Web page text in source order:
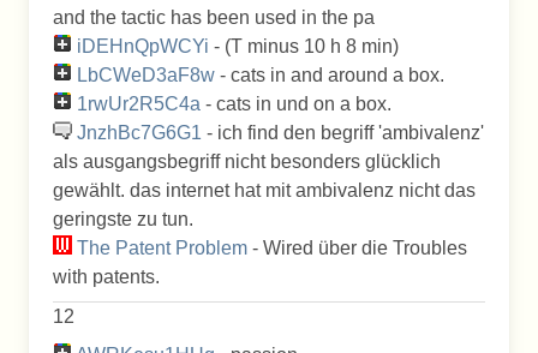
and the tactic has been used in the pa
iDEHnQpWCYi - (T minus 10 h 8 min)
LbCWeD3aF8w - cats in and around a box.
1rwUr2R5C4a - cats in und on a box.
JnzhBc7G6G1 - ich find den begriff 'ambivalenz'
als ausgangsbegriff nicht besonders glücklich
gewählt. das internet hat mit ambivalenz nicht das
geringste zu tun.
The Patent Problem - Wired über die Troubles
with patents.
12